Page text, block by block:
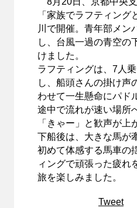
「家族でラフティン
川で開催。青年部メン
し、台風一過の青空の
けました。
ラフティングは、7人
し、船頭さんの掛け声
わせて一生懸命にパド
途中で流れが速い場所
「きゃー」と歓声が上
下船後は、大きな馬が
初めて体感する馬車の
ィングで頑張った疲れ
旅を楽しみました。
Tweet